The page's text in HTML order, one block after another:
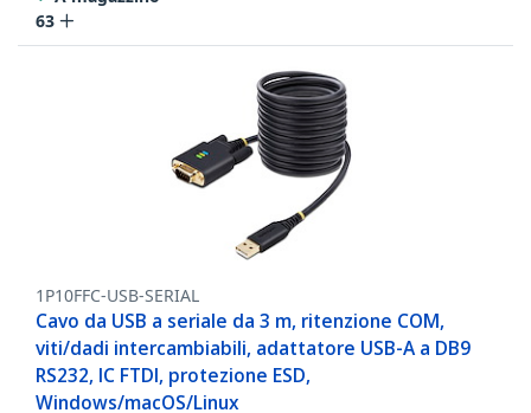
63
1P10FFC-USB-SERIAL
Cavo da USB a seriale da 3 m, ritenzione COM,
viti/dadi intercambiabili, adattatore USB-A a DB9
RS232, IC FTDI, protezione ESD,
Windows/macOS/Linux